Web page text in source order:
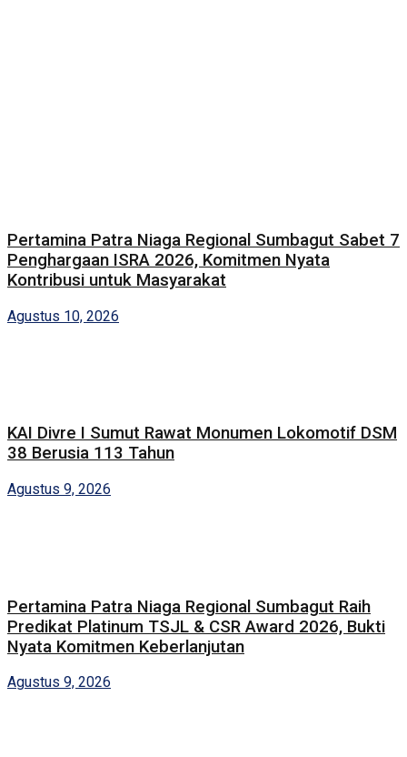
Pertamina Patra Niaga Regional Sumbagut Sabet 7
Penghargaan ISRA 2026, Komitmen Nyata
Kontribusi untuk Masyarakat
Agustus 10, 2026
KAI Divre I Sumut Rawat Monumen Lokomotif DSM
38 Berusia 113 Tahun
Agustus 9, 2026
Pertamina Patra Niaga Regional Sumbagut Raih
Predikat Platinum TSJL & CSR Award 2026, Bukti
Nyata Komitmen Keberlanjutan
Agustus 9, 2026